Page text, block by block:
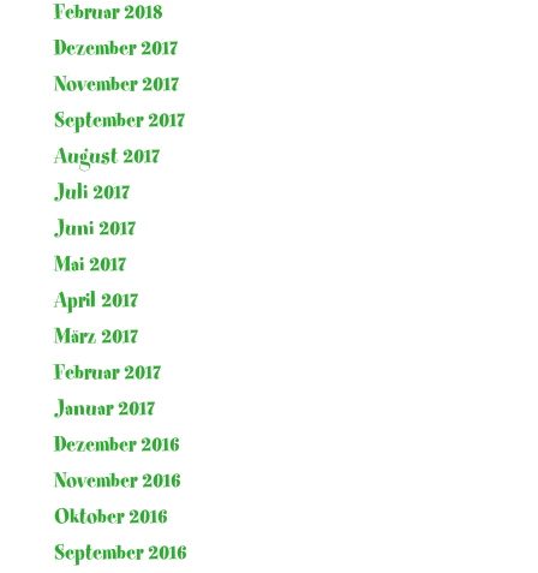
Februar 2018
Dezember 2017
November 2017
September 2017
August 2017
Juli 2017
Juni 2017
Mai 2017
April 2017
März 2017
Februar 2017
Januar 2017
Dezember 2016
November 2016
Oktober 2016
September 2016